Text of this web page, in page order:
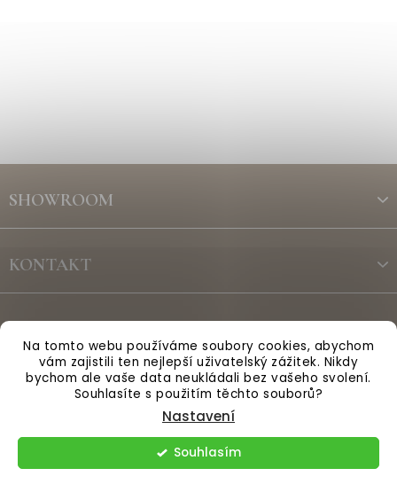
Na tomto webu používáme soubory cookies, abychom
vám zajistili ten nejlepší uživatelský zážitek. Nikdy
bychom ale vaše data neukládali bez vašeho svolení.
Souhlasíte s použitím těchto souborů?
Nastavení
Souhlasím
á
p
a
SHOWROOM
KONTAKT
Vytvořil Shoptet
Copyright 2026Anglická sezóna. Všechna práva vyhrazena.
Upravit nastavení cookies